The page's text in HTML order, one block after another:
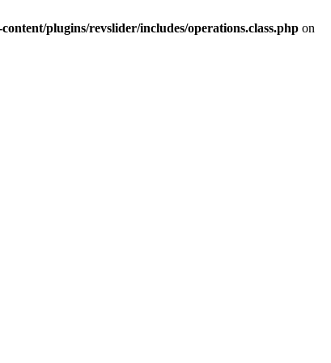
plugins/revslider/includes/operations.class.php on